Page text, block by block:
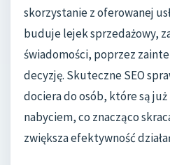
skorzystanie z oferowanej
buduje lejek sprzedażowy,
świadomości, poprzez
decyzję. Skuteczne SEO
dociera do osób, które są
nabyciem, co znacząco
zwiększa efektywność